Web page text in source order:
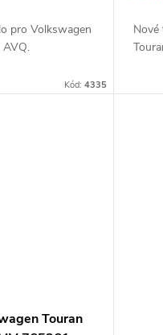
pro Volkswagen
AVQ.
Kód: 4335
Touran